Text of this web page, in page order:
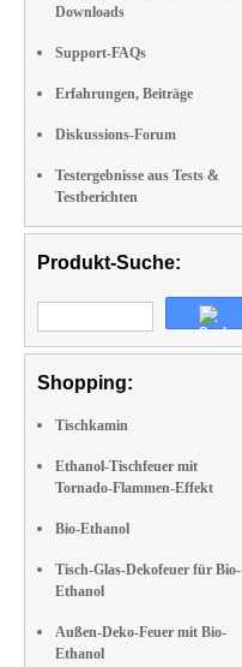
Downloads
Support-FAQs
Erfahrungen, Beiträge
Diskussions-Forum
Testergebnisse aus Tests &
Testberichten
Produkt-Suche:
Shopping:
Tischkamin
Ethanol-Tischfeuer mit
Tornado-Flammen-Effekt
Bio-Ethanol
Tisch-Glas-Dekofeuer für Bio-
Ethanol
Außen-Deko-Feuer mit Bio-
Ethanol